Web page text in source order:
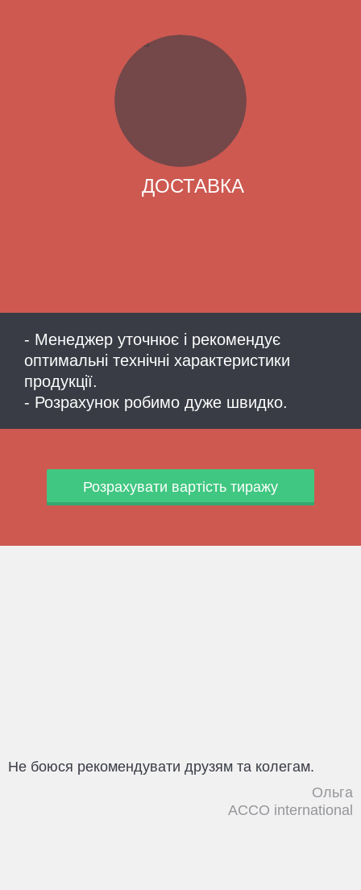
ДОСТАВКА
- Менеджер уточнює і рекомендує
оптимальні технічні характеристики
продукції.
- Розрахунок робимо дуже швидко.
Розрахувати вартість тиражу
Ви завжди дивуєте результатом, таке відчуття,